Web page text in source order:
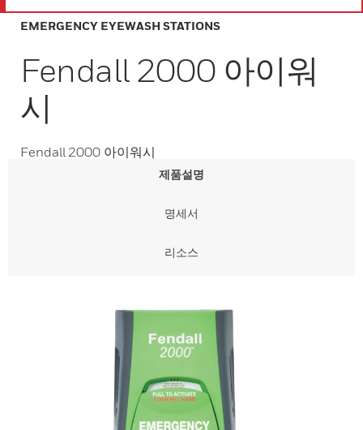
EMERGENCY EYEWASH STATIONS
Fendall 2000 아이워
시
Fendall 2000 아이워시
제품설명
명세서
리소스